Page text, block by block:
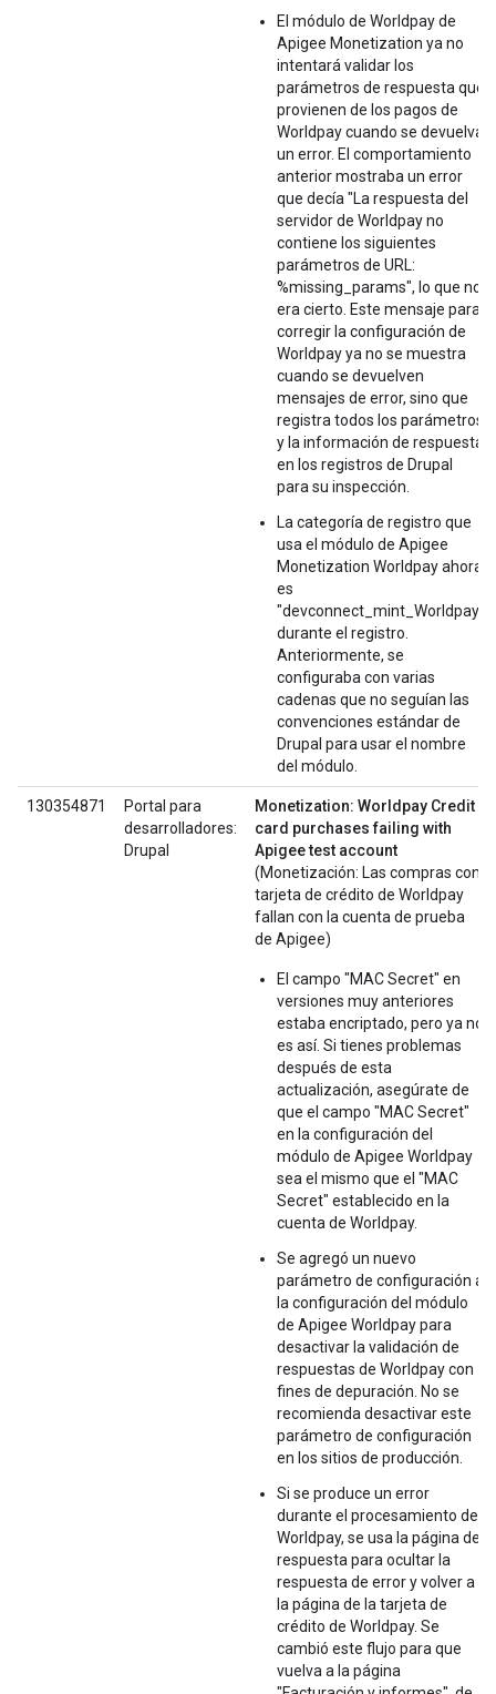
El módulo de Worldpay de
Apigee Monetization ya no
intentará validar los
parámetros de respuesta que
provienen de los pagos de
Worldpay cuando se devuelva
un error. El comportamiento
anterior mostraba un error
que decía "La respuesta del
servidor de Worldpay no
contiene los siguientes
parámetros de URL:
%missing_params", lo que no
era cierto. Este mensaje para
corregir la configuración de
Worldpay ya no se muestra
cuando se devuelven
mensajes de error, sino que
registra todos los parámetros
y la información de respuesta
en los registros de Drupal
para su inspección.
La categoría de registro que
usa el módulo de Apigee
Monetization Worldpay ahora
es
"devconnect_mint_Worldpay"
durante el registro.
Anteriormente, se
configuraba con varias
cadenas que no seguían las
convenciones estándar de
Drupal para usar el nombre
del módulo.
130354871
Portal para
desarrolladores:
Drupal
Monetization: Worldpay Credit
card purchases failing with
Apigee test account
(Monetización: Las compras con
tarjeta de crédito de Worldpay
fallan con la cuenta de prueba
de Apigee)
El campo "MAC Secret" en
versiones muy anteriores
estaba encriptado, pero ya no
es así. Si tienes problemas
después de esta
actualización, asegúrate de
que el campo "MAC Secret"
en la configuración del
módulo de Apigee Worldpay
sea el mismo que el "MAC
Secret" establecido en la
cuenta de Worldpay.
Se agregó un nuevo
parámetro de configuración a
la configuración del módulo
de Apigee Worldpay para
desactivar la validación de
respuestas de Worldpay con
fines de depuración. No se
recomienda desactivar este
parámetro de configuración
en los sitios de producción.
Si se produce un error
durante el procesamiento de
Worldpay, se usa la página de
respuesta para ocultar la
respuesta de error y volver a
la página de la tarjeta de
crédito de Worldpay. Se
cambió este flujo para que
vuelva a la página